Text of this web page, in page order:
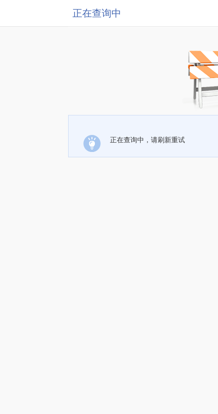
正在查询中
正在查询中，请刷新重试